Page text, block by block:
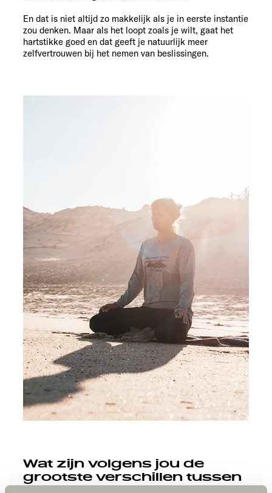
En dat is niet altijd zo makkelijk als je in eerste instantie
zou denken. Maar als het loopt zoals je wilt, gaat het
hartstikke goed en dat geeft je natuurlijk meer
zelfvertrouwen bij het nemen van beslissingen.
Wat zijn volgens jou de
grootste verschillen tussen